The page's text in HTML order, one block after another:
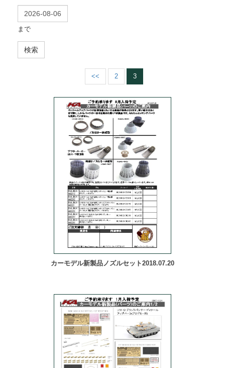
まで
検索
<< 2 3
カーモデル新製品ノズルセット2018.07.20